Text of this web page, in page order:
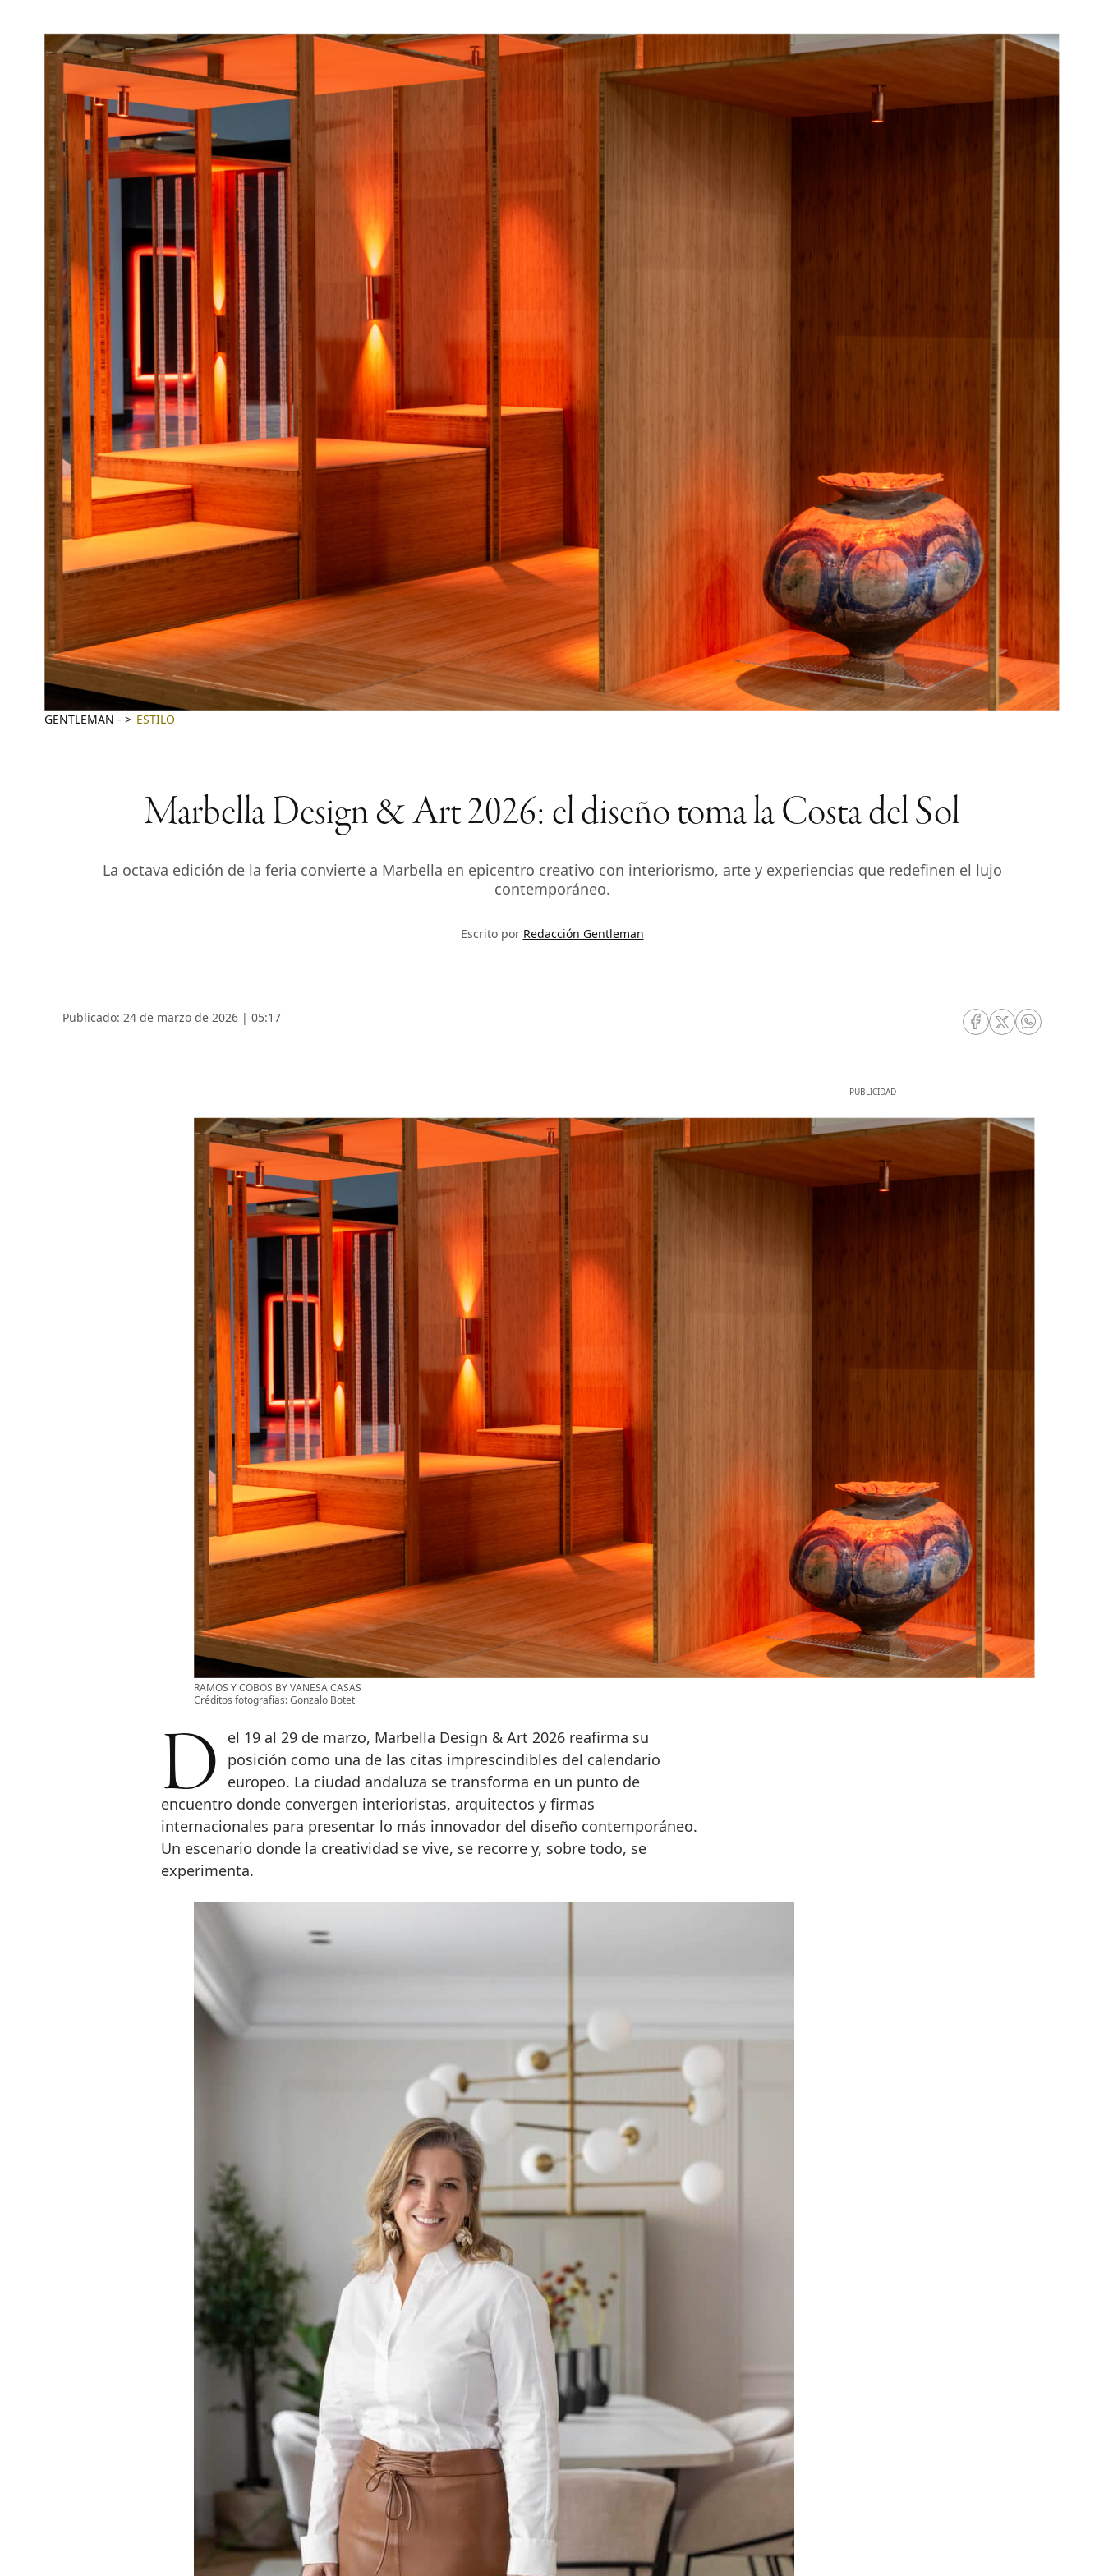
GENTLEMAN - ESTILO
Marbella Design & Art 2026: el diseño toma la Costa del Sol
La octava edición de la feria convierte a Marbella en epicentro creativo con interiorismo, arte y experiencias que redefinen el lujo
contemporáneo.
Escrito por Redacción Gentleman
Publicado: 24 de marzo de 2026 | 05:17
RRSS Facebook
RRSS Twitter
RRSS
RAMOS Y COBOS BY VANESA CASAS
Créditos fotografías: Gonzalo Botet
Del 19 al 29 de marzo, Marbella Design & Art 2026 reafirma su
posición como una de las citas imprescindibles del calendario
europeo. La ciudad andaluza se transforma en un punto de
encuentro donde convergen interioristas, arquitectos y firmas
internacionales para presentar lo más innovador del diseño contemporáneo.
Un escenario donde la creatividad se vive, se recorre y, sobre todo, se
experimenta.